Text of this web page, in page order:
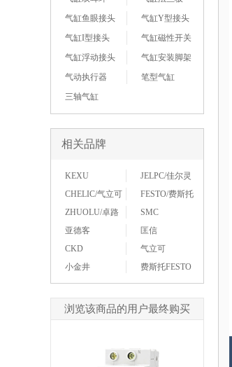
气缸鱼眼接头
气缸Y型接头
气缸I型接头
气缸磁性开关
气缸浮动接头
气缸安装脚架
气动执行器
笔型气缸
三轴气缸
相关品牌
KEXU
JELPC/佳尔灵
CHELIC/气立可
FESTO/费斯托
ZHUOLU/卓路
SMC
亚德客
匡信
CKD
气立可
小金井
费斯托FESTO
浏览该商品的用户最终购买